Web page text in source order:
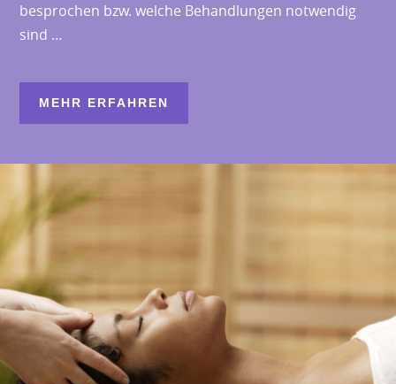
besprochen bzw. welche Behandlungen notwendig
sind …
MEHR ERFAHREN